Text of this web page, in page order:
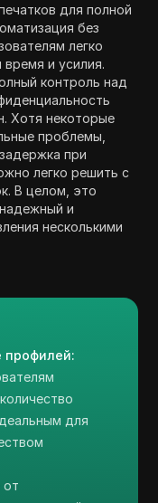
для полной
без
легко
и усилия.
контроль над
Хотя некоторые
проблемы,
при
легко решить с
В целом, это
и
несколькими
профилей:
для
от